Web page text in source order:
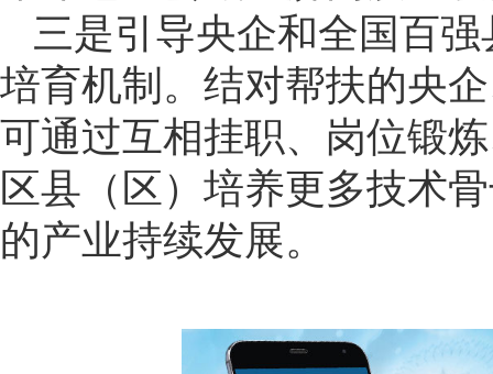
三是引导央企和全国百
培育机制。结对帮扶的央
可通过互相挂职、岗位锻
区县（区）培养更多技术
的产业持续发展。